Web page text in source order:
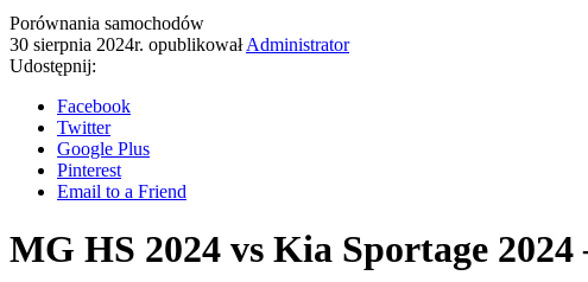
Porównania samochodów
30 sierpnia 2024r. opublikował Administrator
Udostępnij:
Facebook
Twitter
Google Plus
Pinterest
Email to a Friend
MG HS 2024 vs Kia Sportage